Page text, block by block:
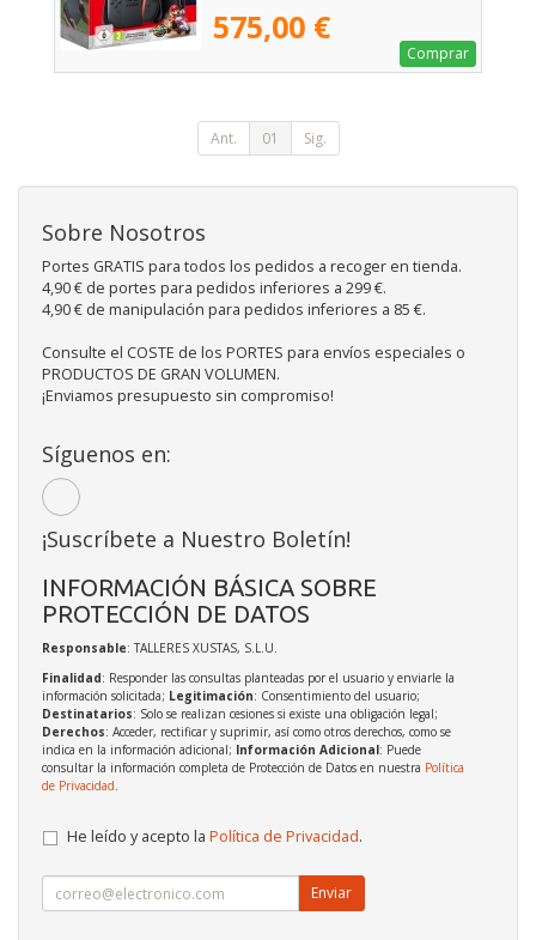
575,00 €
Comprar
Ant. 01 Sig.
Sobre Nosotros
Portes GRATIS para todos los pedidos a recoger en tienda.
4,90 € de portes para pedidos inferiores a 299 €.
4,90 € de manipulación para pedidos inferiores a 85 €.
Consulte el COSTE de los PORTES para envíos especiales o
PRODUCTOS DE GRAN VOLUMEN.
¡Enviamos presupuesto sin compromiso!
Síguenos en:
¡Suscríbete a Nuestro Boletín!
INFORMACIÓN BÁSICA SOBRE
PROTECCIÓN DE DATOS
Responsable: TALLERES XUSTAS, S.L.U.
Finalidad: Responder las consultas planteadas por el usuario y enviarle la
información solicitada; Legitimación: Consentimiento del usuario;
Destinatarios: Solo se realizan cesiones si existe una obligación legal;
Derechos: Acceder, rectificar y suprimir, así como otros derechos, como se
indica en la información adicional; Información Adicional: Puede
consultar la información completa de Protección de Datos en nuestra Política
de Privacidad.
He leído y acepto la Política de Privacidad.
Enviar